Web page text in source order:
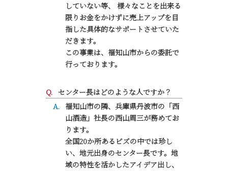
していない等、 様々なことを出来る
限りお金をかけずに売上アップを目
指した具体的なサポートさせていた
だきます。
この事業は、福知山市からの委託で
行っております。
センター長はどのような人ですか？
福知山市の隣、兵庫県丹波市の「西
山酒造」社長の西山周三が務めてお
ります。
全国20か所あるビズの中では珍し
い、地元出身のセンター長です。地
域の特性を活かしたアイデア出し、